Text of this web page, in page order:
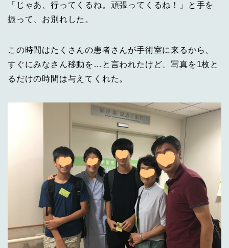
「じゃあ、行ってくるね。頑張ってくるね！」と手を
振って、お別れした。
この時間はたくさんの患者さんが手術室に来るから、
すぐにみなさん移動を…と言われたけど、写真を1枚と
るだけの時間は与えてくれた。